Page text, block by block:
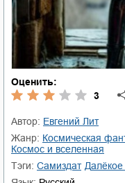
Оценить:
3
Автор:
Евгений Лит
Жанр:
космическая
космос и вселенная
Тэги:
Самиздат